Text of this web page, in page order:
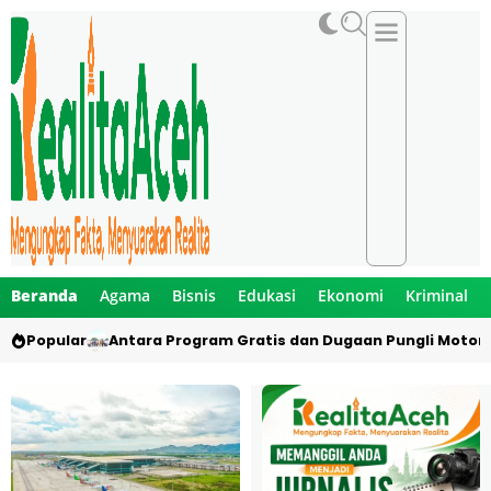
Beranda Agama Bisnis Edukasi Ekonomi Kriminal
Popular Antara Program Gratis dan Dugaan Pungli Motor